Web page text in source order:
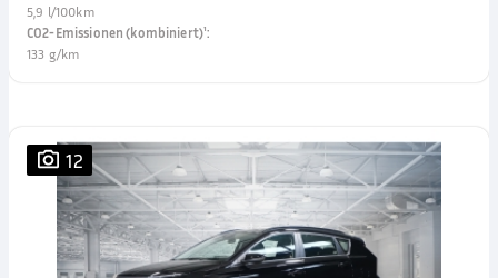
5,9 l/100km
CO2-Emissionen (kombiniert)¹:
133 g/km
12